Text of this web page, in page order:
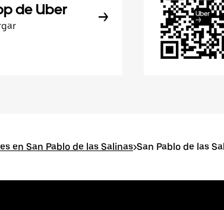
de Uber
en San Pablo de las Salinas>San Pablo de las